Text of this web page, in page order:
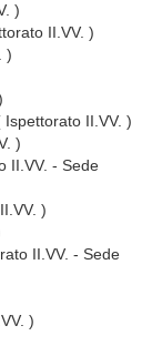
)
II.VV. )
)
Ispettorato II.VV. )
)
II.VV. - Sede
)
II.VV. - Sede
)